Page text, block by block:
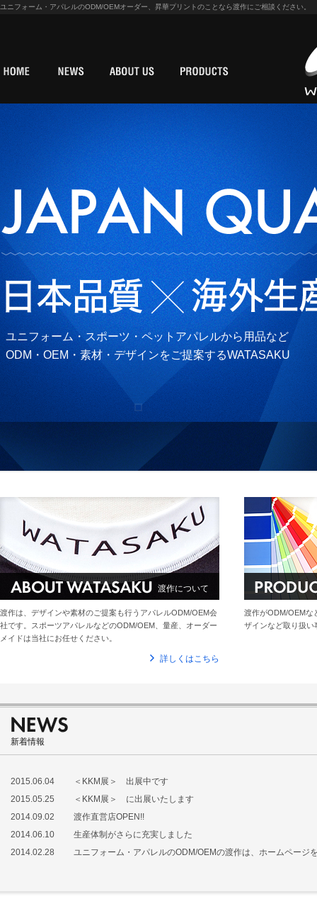
ユニフォーム・アパレルのODM/OEMオーダー、昇華プリントのことなら渡作にご相談ください。
ユニフォーム・スポーツ・ペットアパレルから用品など
ODM・OEM・素材・デザインをご提案するWATASAKU
渡作について
渡作は、デザインや素材のご提案も行うアパレルODM/OEM会
社です。スポーツアパレルなどのODM/OEM、量産、オーダー
メイドは当社にお任せください。
詳しくはこちら
渡作がODM/OEMな
ザインなど取り扱い
新着情報
2015.06.04
＜KKM展＞ 出展中です
2015.05.25
＜KKM展＞ に出展いたします
2014.09.02
渡作直営店OPEN!!
2014.06.10
生産体制がさらに充実しました
2014.02.28
ユニフォーム・アパレルのODM/OEMの渡作は、ホームページ